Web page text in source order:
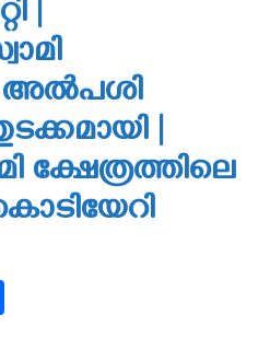
|
അല്‍പശി
|
ക്ഷേത്രത്തിലെ